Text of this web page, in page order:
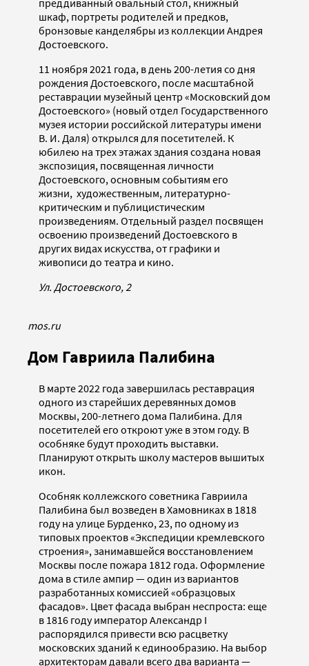
преддиванный овальный стол, книжный
шкаф, портреты родителей и предков,
бронзовые канделябры из коллекции Андрея
Достоевского.
11 ноября 2021 года, в день 200-летия со дня
рождения Достоевского, после масштабной
реставрации музейный центр «Московский дом
Достоевского» (новый отдел Государственного
музея истории российской литературы имени
В. И. Даля) открылся для посетителей. К
юбилею на трех этажах здания создана новая
экспозиция, посвященная личности
Достоевского, основным событиям его
жизни, художественным, литературно-
критическим и публицистическим
произведениям. Отдельный раздел посвящен
освоению произведений Достоевского в
других видах искусства, от графики и
живописи до театра и кино.
Ул. Достоевского, 2
mos.ru
Дом Гавриила Палибина
В марте 2022 года завершилась реставрация
одного из старейших деревянных домов
Москвы, 200-летнего дома Палибина. Для
посетителей его откроют уже в этом году. В
особняке будут проходить выставки.
Планируют открыть школу мастеров вышитых
икон.
Особняк коллежского советника Гавриила
Палибина был возведен в Хамовниках в 1818
году на улице Бурденко, 23, по одному из
типовых проектов «Экспедиции кремлевского
строения», занимавшейся восстановлением
Москвы после пожара 1812 года. Оформление
дома в стиле ампир — один из вариантов
разработанных комиссией «образцовых
фасадов». Цвет фасада выбран неспроста: еще
в 1816 году император Александр I
распорядился привести всю расцветку
московских зданий к единообразию. На выбор
архитекторам давали всего два варианта —